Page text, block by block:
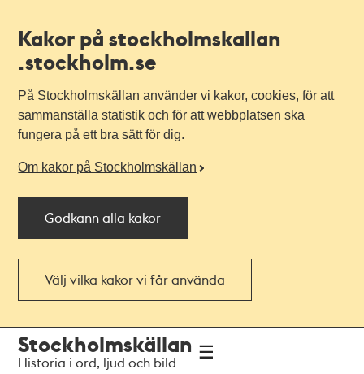
Kakor på stockholmskallan
.stockholm.se
På Stockholmskällan använder vi kakor, cookies, för att
sammanställa statistik och för att webbplatsen ska
fungera på ett bra sätt för dig.
Om kakor på Stockholmskällan
Godkänn alla kakor
Välj vilka kakor vi får använda
navigationen
huvudinnehållet
Stockholmskällan
Historia i ord, ljud och bild